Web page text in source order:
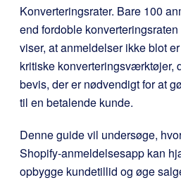
Konverteringsrater. Bare 100
end fordoble
viser, at anmeldelser ikke blot
kritiske konverteringsværktøjer,
bevis, der er nødvendigt for at
til en betalende kunde.
Denne guide vil undersøge,
Shopify-anmeldelsesapp kan
opbygge kundetillid og øge